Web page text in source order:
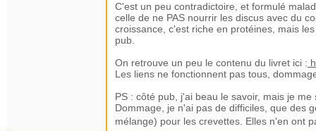
C'est un peu contradictoire, et formulé
celle de ne PAS nourrir les discus avec du
croissance, c'est riche en protéines, mais
pub.
On retrouve un peu le contenu du livret ici :
Les liens ne fonctionnent pas tous,
PS : côté pub, j'ai beau le savoir, mais je
Dommage, je n'ai pas de difficiles, que des
mélange) pour les crevettes. Elles n'en ont